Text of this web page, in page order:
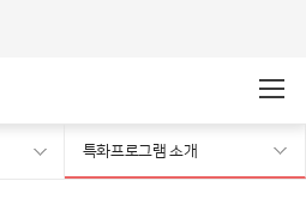
특화프로그램 소개